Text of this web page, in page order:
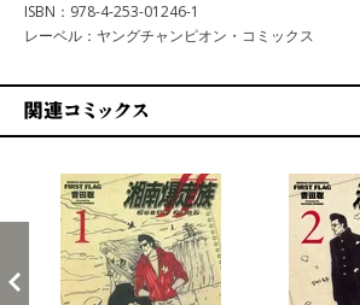
ISBN：978-4-253-01246-1
レーベル：ヤングチャンピオン・コミックス